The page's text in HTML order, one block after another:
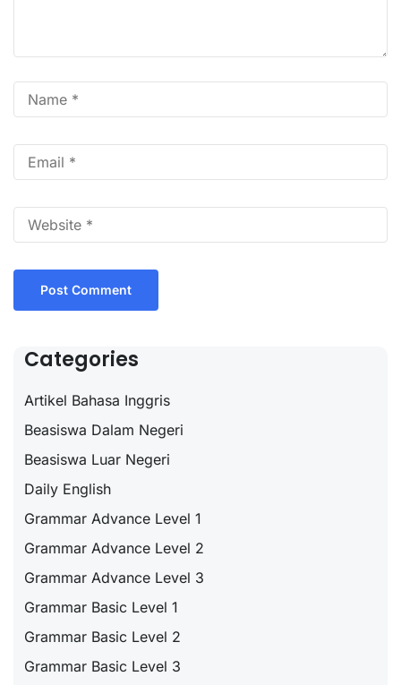
Categories
Artikel Bahasa Inggris
Beasiswa Dalam Negeri
Beasiswa Luar Negeri
Daily English
Grammar Advance Level 1
Grammar Advance Level 2
Grammar Advance Level 3
Grammar Basic Level 1
Grammar Basic Level 2
Grammar Basic Level 3